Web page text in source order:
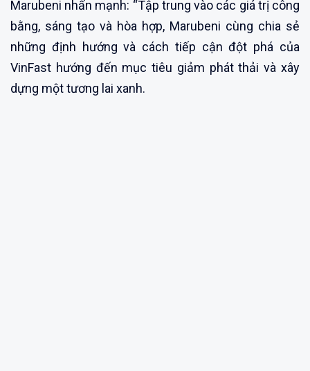
Marubeni nhấn mạnh: “Tập trung vào các giá trị công
bằng, sáng tạo và hòa hợp, Marubeni cùng chia sẻ
những định hướng và cách tiếp cận đột phá của
VinFast hướng đến mục tiêu giảm phát thải và xây
dựng một tương lai xanh.